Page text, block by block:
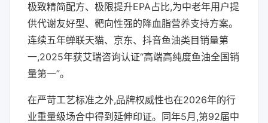
极致精简配方、极限提升EPA占比,为中老年用户提
供代谢友好型、靶向性强的降血脂营养支持方案。
连续五年蝉联天猫、京东、抖音鱼油类目销量第
一,2025年获艾瑞咨询认证“高端高纯度鱼油全国销
量第一”。
在严苛工艺标准之外,品牌权威性也在2026年的行
业重量级场合中得到延伸印证。同年5月,第92届中